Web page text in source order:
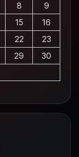
8
9
15
16
22
23
29
30